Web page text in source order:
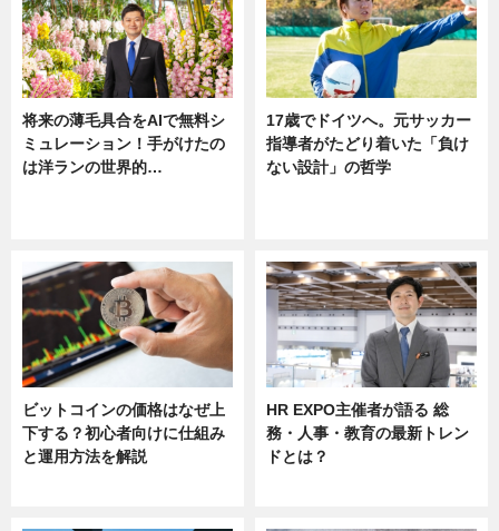
将来の薄毛具合をAIで無料シ
ミュレーション！手がけたの
は洋ランの世界的…
17歳でドイツへ。元サッカー
指導者がたどり着いた「負け
ない設計」の哲学
ビットコインの価格はなぜ上
下する？初心者向けに仕組み
と運用方法を解説
HR EXPO主催者が語る 総
務・人事・教育の最新トレン
ドとは？